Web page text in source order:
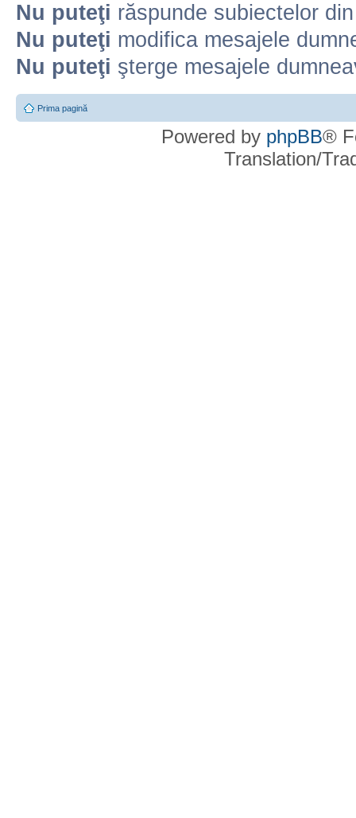
Nu puteţi răspunde subiectelor
Nu puteţi modifica mesajele
Nu puteţi şterge mesajele
Prima pagină
Powered by phpBB®
Translation/